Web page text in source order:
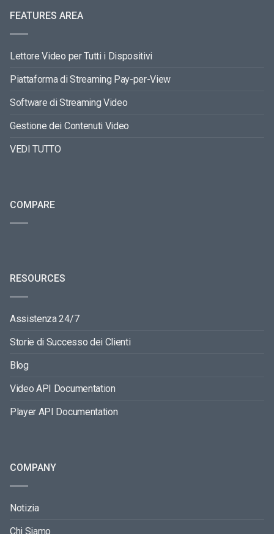
FEATURES AREA
Lettore Video per Tutti i Dispositivi
Piattaforma di Streaming Pay-per-View
Software di Streaming Video
Gestione dei Contenuti Video
VEDI TUTTO
COMPARE
RESOURCES
Assistenza 24/7
Storie di Successo dei Clienti
Blog
Video API Documentation
Player API Documentation
COMPANY
Notizia
Chi Siamo